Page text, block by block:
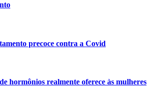
precoce contra a Covid
hormônios realmente oferece às mulheres